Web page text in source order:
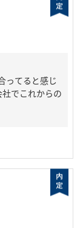
ってると感じ
でこれからの